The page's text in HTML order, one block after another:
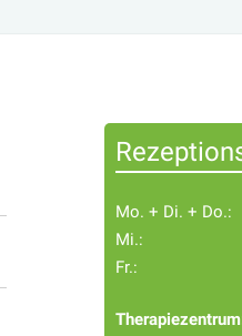
Mo. + Di. + Do.:
Mi.:
Fr.: